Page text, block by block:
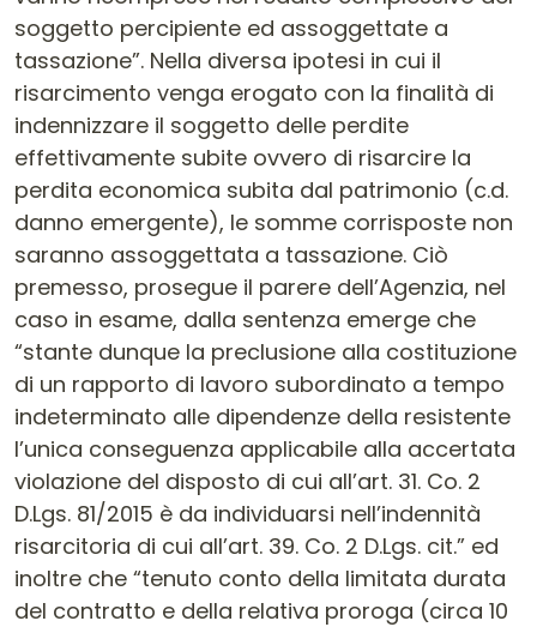
soggetto percipiente ed assoggettate a
tassazione”. Nella diversa ipotesi in cui il
risarcimento venga erogato con la finalità di
indennizzare il soggetto delle perdite
effettivamente subite ovvero di risarcire la
perdita economica subita dal patrimonio (c.d.
danno emergente), le somme corrisposte non
saranno assoggettata a tassazione. Ciò
premesso, prosegue il parere dell’Agenzia, nel
caso in esame, dalla sentenza emerge che
“stante dunque la preclusione alla costituzione
di un rapporto di lavoro subordinato a tempo
indeterminato alle dipendenze della resistente
l’unica conseguenza applicabile alla accertata
violazione del disposto di cui all’art. 31. Co. 2
D.Lgs. 81/2015 è da individuarsi nell’indennità
risarcitoria di cui all’art. 39. Co. 2 D.Lgs. cit.” ed
inoltre che “tenuto conto della limitata durata
del contratto e della relativa proroga (circa 10